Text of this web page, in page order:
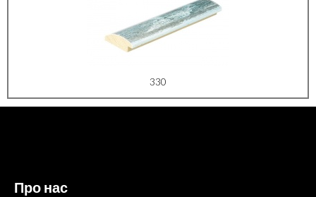
330
Про нас